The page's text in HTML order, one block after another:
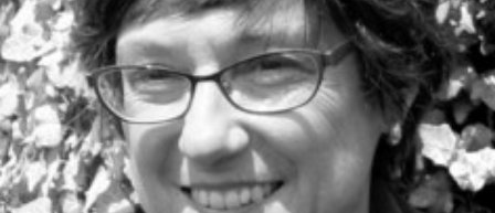
CATALOGO
AUTORI
NOVITÀ
IN USCITA